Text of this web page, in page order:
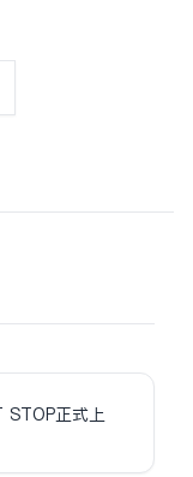
STOP正式上